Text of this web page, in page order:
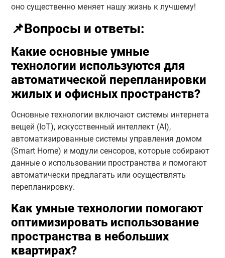
оно существенно меняет нашу жизнь к лучшему!
📌Вопросы и ответы:
Какие основные умные
технологии используются для
автоматической перепланировки
жилых и офисных пространств?
Основные технологии включают системы интернета
вещей (IoT), искусственный интеллект (AI),
автоматизированные системы управления домом
(Smart Home) и модули сенсоров, которые собирают
данные о использовании пространства и помогают
автоматически предлагать или осуществлять
перепланировку.
Как умные технологии помогают
оптимизировать использование
пространства в небольших
квартирах?